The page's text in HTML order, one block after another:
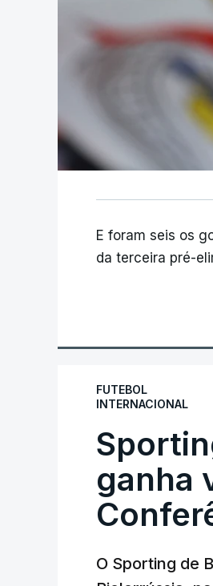
E foram seis os
da terceira pré-
FUTEBOL
INTERNACIONAL
ganha
O Sporting de